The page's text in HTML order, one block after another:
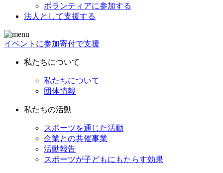
ボランティアに参加する
法人として支援する
イベントに参加寄付で支援
私たちについて
私たちについて
団体情報
私たちの活動
スポーツを通じた活動
企業との共催事業
活動報告
スポーツが子どもにもたらす効果